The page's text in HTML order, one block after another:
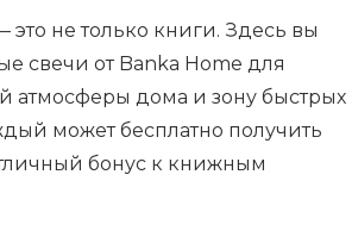
не только книги. Здесь вы
свечи от Banka Home для
атмосферы дома и зону быстрых
может бесплатно получить
бонус к книжным